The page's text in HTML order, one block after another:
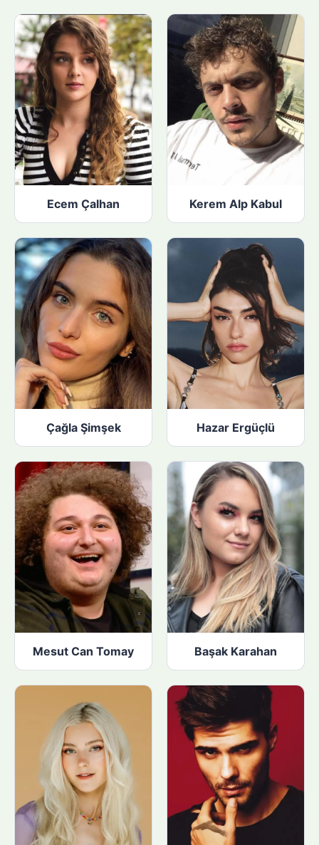
Ecem Çalhan Kerem Alp Kabul
Çağla Şimşek Hazar Ergüçlü
Mesut Can Tomay Başak Karahan